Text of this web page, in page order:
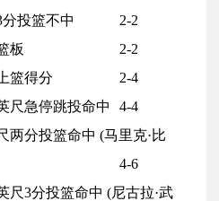
分投篮不中
2-2
板
2-2
篮得分
2-4
尺急停跳投命中
4-4
两分投篮命中 (马里克·比
4-6
尺3分投篮命中 (尼古拉·武